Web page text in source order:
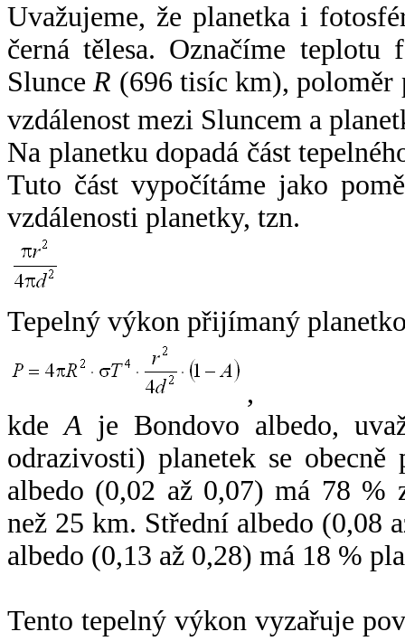
Uvažujeme, že planetka i
černá tělesa. Označíme
SlunceR (696 tisíc km),
vzdálenost mezi Sluncem a
Na planetku dopadá část
Tuto část vypočítáme jako
vzdálenosti planetky, tzn.
Tepelný výkon přijímaný
,
kdeA je Bondovo albedo,
odrazivosti) planetek se
albedo (0,02 až 0,07) má 78 %
než 25 km. Střední albedo (0,08
albedo (0,13 až 0,28) má 18 %
Tento tepelný výkon vyzařuje